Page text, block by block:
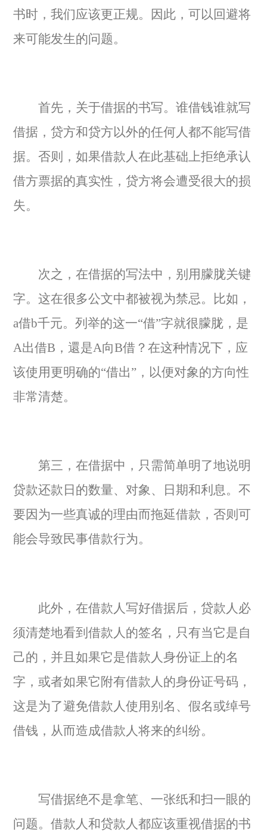
书时，我们应该更正规。因此，可以回避将
来可能发生的问题。
首先，关于借据的书写。谁借钱谁就写
借据，贷方和贷方以外的任何人都不能写借
据。否则，如果借款人在此基础上拒绝承认
借方票据的真实性，贷方将会遭受很大的损
失。
次之，在借据的写法中，别用朦胧关键
字。这在很多公文中都被视为禁忌。比如，
a借b千元。列举的这一“借”字就很朦胧，是
A出借B，還是A向B借？在这种情况下，应
该使用更明确的“借出”，以便对象的方向性
非常清楚。
第三，在借据中，只需简单明了地说明
贷款还款日的数量、对象、日期和利息。不
要因为一些真诚的理由而拖延借款，否则可
能会导致民事借款行为。
此外，在借款人写好借据后，贷款人必
须清楚地看到借款人的签名，只有当它是自
己的，并且如果它是借款人身份证上的名
字，或者如果它附有借款人的身份证号码，
这是为了避免借款人使用别名、假名或绰号
借钱，从而造成借款人将来的纠纷。
写借据绝不是拿笔、一张纸和扫一眼的
问题。借款人和贷款人都应该重视借据的书